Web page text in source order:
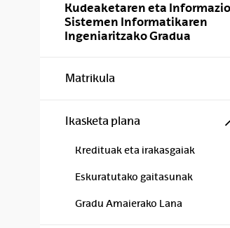
Kudeaketaren eta Informazio
Sistemen Informatikaren
Ingeniaritzako Gradua
Matrikula
Ikasketa plana
Kredituak eta irakasgaiak
Eskuratutako gaitasunak
Gradu Amaierako Lana